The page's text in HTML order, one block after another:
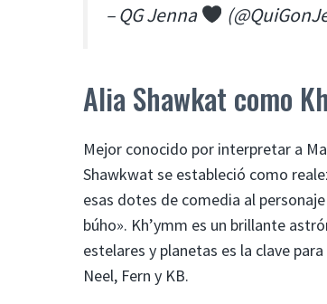
– QG Jenna
Alia Shawkat como
Mejor conocido por interpretar a
Shawkwat se estableció como
esas dotes de comedia al
búho». Kh’ymm es un brillante
estelares y planetas es la clave
Neel, Fern y KB.